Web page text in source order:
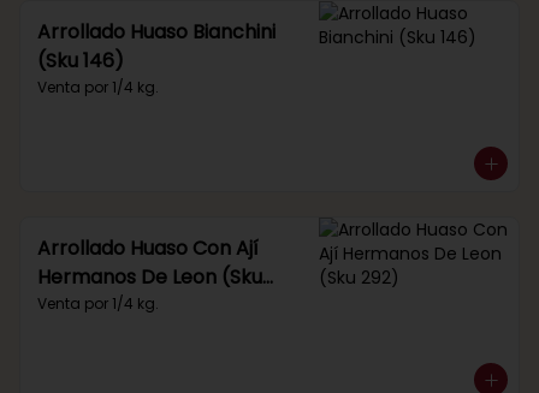
Arrollado Huaso Bianchini
(Sku 146)
Venta por 1/4 kg.
Arrollado Huaso Con Ají
Hermanos De Leon (Sku
292)
Venta por 1/4 kg.